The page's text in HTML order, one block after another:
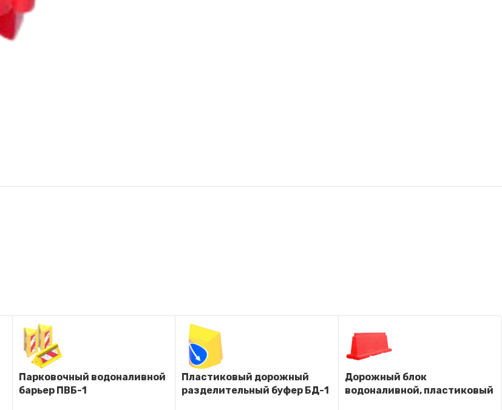
Парковочный водоналивной
барьер ПВБ-1
Пластиковый дорожный
разделительный буфер БД-1
Дорожный блок
водоналивной, пластиковый